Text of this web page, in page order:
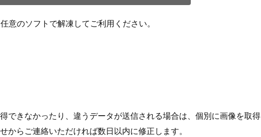
意のソフトで解凍してご利用ください。
できなかったり、違うデータが送信される場合は、個別に画像を取得
からご連絡いただければ数日以内に修正します。